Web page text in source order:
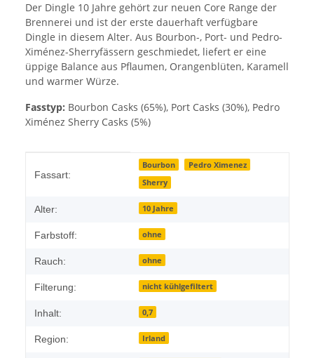
Der Dingle 10 Jahre gehört zur neuen Core Range der
Brennerei und ist der erste dauerhaft verfügbare
Dingle in diesem Alter. Aus Bourbon-, Port- und Pedro-
Ximénez-Sherryfässern geschmiedet, liefert er eine
üppige Balance aus Pflaumen, Orangenblüten, Karamell
und warmer Würze.
Fasstyp: Bourbon Casks (65%), Port Casks (30%), Pedro
Ximénez Sherry Casks (5%)
Fassart:
Bourbon
Pedro Ximenez
Sherry
Alter: 10 Jahre
Farbstoff: ohne
Rauch: ohne
Filterung: nicht kühlgefiltert
Inhalt: 0,7
Region: Irland